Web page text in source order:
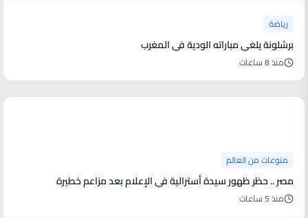
رياضة
برشلونة يلغي مباراته الودية في المغرب
منذ 8 ساعات
منوعات من العالم
مصر .. حظر ظهور سيدة أسترالية في الإعلام بعد مزاعم خطيرة
منذ 5 ساعات